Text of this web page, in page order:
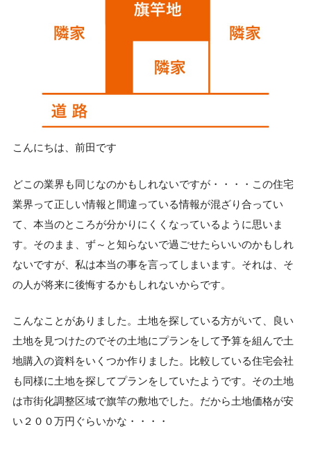
こんにちは、前田です
どこの業界も同じなのかもしれないですが・・・・この住宅
業界って正しい情報と間違っている情報が混ざり合ってい
て、本当のところが分かりにくくなっているように思いま
す。そのまま、ず～と知らないで過ごせたらいいのかもしれ
ないですが、私は本当の事を言ってしまいます。それは、そ
の人が将来に後悔するかもしれないからです。
こんなことがありました。土地を探している方がいて、良い
土地を見つけたのでその土地にプランをして予算を組んで土
地購入の資料をいくつか作りました。比較している住宅会社
も同様に土地を探してプランをしていたようです。その土地
は市街化調整区域で旗竿の敷地でした。だから土地価格が安
い２００万円ぐらいかな・・・・